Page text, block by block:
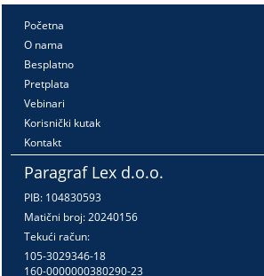
Početna
O nama
Besplatno
Pretplata
Vebinari
Korisnički kutak
Kontakt
Paragraf Lex d.o.o.
PIB: 104830593
Matični broj: 20240156
Tekući račun:
105-3029346-18
160-0000000380290-23